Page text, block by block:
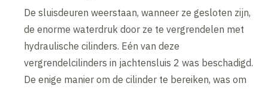
De sluisdeuren weerstaan, wanneer ze gesloten zijn,
de enorme waterdruk door ze te vergrendelen met
hydraulische cilinders. Eén van deze
vergrendelcilinders in jachtensluis 2 was beschadigd.
De enige manier om de cilinder te bereiken, was om